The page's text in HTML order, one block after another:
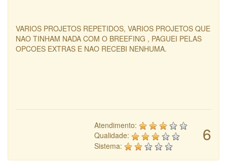
VARIOS PROJETOS REPETIDOS, VARIOS PROJETOS QUE
NAO TINHAM NADA COM O BREEFING , PAGUEI PELAS
OPCOES EXTRAS E NAO RECEBI NENHUMA.
6
Atendimento:
Qualidade:
Sistema: